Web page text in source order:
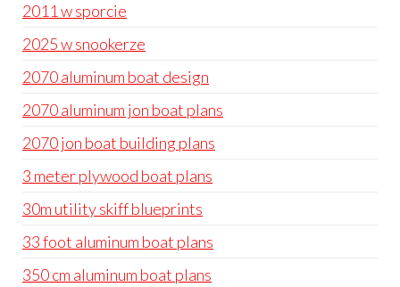
2011 w sporcie
2025 w snookerze
2070 aluminum boat design
2070 aluminum jon boat plans
2070 jon boat building plans
3 meter plywood boat plans
30m utility skiff blueprints
33 foot aluminum boat plans
350 cm aluminum boat plans